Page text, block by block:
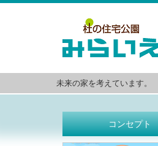
未来の家を考えています。
コンセ